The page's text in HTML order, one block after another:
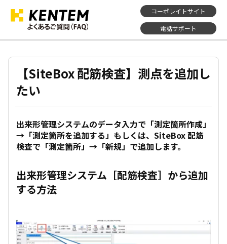
コーポレイトサイト
電話サポート
【SiteBox 配筋検査】測点を追加し
たい
出来形管理システムのデータ入力で「測定箇所作成」
→「測定箇所を追加する」もしくは、SiteBox 配筋
検査で「測定箇所」→「新規」で追加します。
出来形管理システム［配筋検査］から追加
する方法